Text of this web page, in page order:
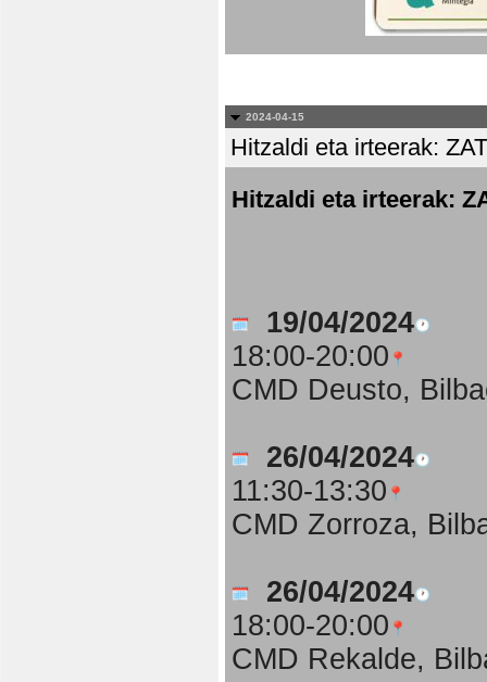
2024-04-15
Hitzaldi eta irteerak:
Hitzaldi eta irteerak:
19/04/2024
18:00-20:00
CMD Deusto,
26/04/2024
11:30-13:30
CMD Zorroza,
26/04/2024
18:00-20:00
CMD Rekalde,